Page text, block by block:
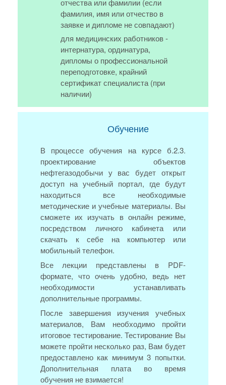
отчества или фамилии (если
фамилия, имя или отчество в
заявке и дипломе не совпадают)
для медицинских работников -
интернатура, ординатура,
дипломы о профессиональной
переподготовке, крайний
сертификат специалиста (при
наличии)
Обучение
В процессе обучения на курсе б.2.3.
проектирование объектов
нефтегазодобычи у вас будет открыт
доступ на учебный портал, где будут
находиться все необходимые
методические и учебные материалы. Вы
сможете их изучать в онлайн режиме,
посредством личного кабинета или
скачать к себе на компьютер или
мобильный телефон.
Все лекции представлены в PDF-
формате, что очень удобно, ведь нет
необходимости устанавливать
дополнительные программы.
После завершения изучения учебных
материалов, Вам необходимо пройти
итоговое тестирование. Тестирование Вы
можете пройти несколько раз, Вам будет
предоставлено как минимум 3 попытки.
Дополнительная плата во время
обучения не взимается!